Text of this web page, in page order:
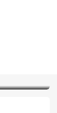
屬於輕奢還